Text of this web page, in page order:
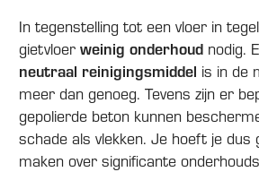
In tegenstelling tot een vloer in
gietvloer weinig onderhoud nodig.
neutraal reinigingsmiddel is in de
meer dan genoeg. Tevens zijn er
gepolierde beton kunnen
schade als vlekken. Je hoeft je dus
maken over significante